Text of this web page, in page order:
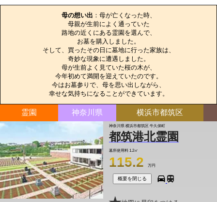
母の想い出 ：母が亡くなった時、
母親が生前によく通っていた
路地の近くにある霊園を選んで、
お墓を購入しました。
そして、買ったその日に墓地に行った家族は、
奇妙な現象に遭遇しました。
母が生前よく見ていた桜の木が、
今年初めて満開を迎えていたのです。
今はお墓参りで、母を思い出しながら、
幸せな気持ちになることができています。
霊園 神奈川県 横浜市都筑区
神奈川県 横浜市都筑区 牛久保町
都筑港北霊園
墓所使用料 1.2㎡
115.2 万円
概要を閉じる